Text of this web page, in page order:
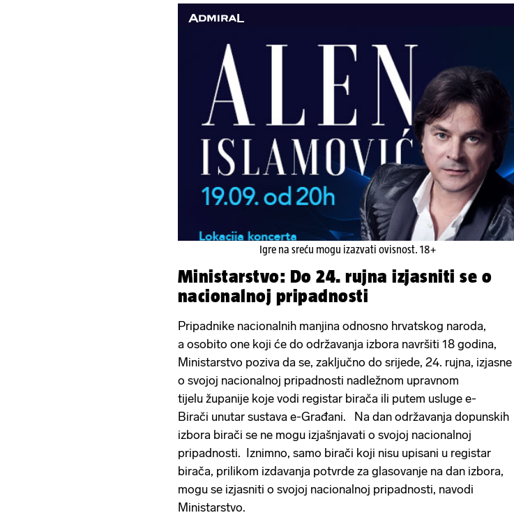
Igre na sreću mogu izazvati ovisnost. 18+
Ministarstvo: Do 24. rujna izjasniti se o
nacionalnoj pripadnosti
Pripadnike nacionalnih manjina odnosno hrvatskog naroda,
a osobito one koji će do održavanja izbora navršiti 18 godina,
Ministarstvo poziva da se, zaključno do srijede, 24. rujna, izjasne
o svojoj nacionalnoj pripadnosti nadležnom upravnom
tijelu županije koje vodi registar birača ili putem usluge e-
Birači unutar sustava e-Građani. Na dan održavanja dopunskih
izbora birači se ne mogu izjašnjavati o svojoj nacionalnoj
pripadnosti. Iznimno, samo birači koji nisu upisani u registar
birača, prilikom izdavanja potvrde za glasovanje na dan izbora,
mogu se izjasniti o svojoj nacionalnoj pripadnosti, navodi
Ministarstvo.